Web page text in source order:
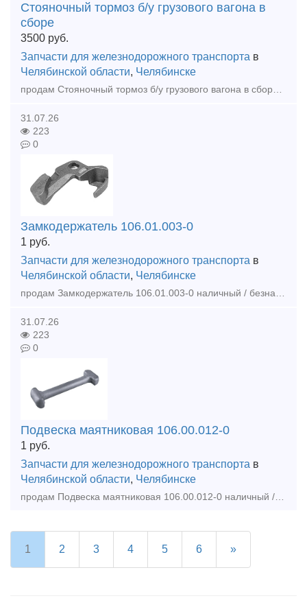
Стояночный тормоз б/у грузового вагона в
сборе
3500 руб.
Запчасти для железнодорожного транспорта в
Челябинской области, Челябинске
продам Стояночный тормоз б/у грузового вагона в сборе наличный / безналичный расчет отгрузка по РФ и СНГ любой транспортной компанией
31.07.26
223
0
Замкодержатель 106.01.003-0
1 руб.
Запчасти для железнодорожного транспорта в
Челябинской области, Челябинске
продам Замкодержатель 106.01.003-0 наличный / безналичный расчет отгрузка по РФ и СНГ любой транспортной компанией
31.07.26
223
0
Подвеска маятниковая 106.00.012-0
1 руб.
Запчасти для железнодорожного транспорта в
Челябинской области, Челябинске
продам Подвеска маятниковая 106.00.012-0 наличный / безналичный расчет отгрузка по РФ и СНГ любой транспортной компанией
1 2 3 4 5 6 »